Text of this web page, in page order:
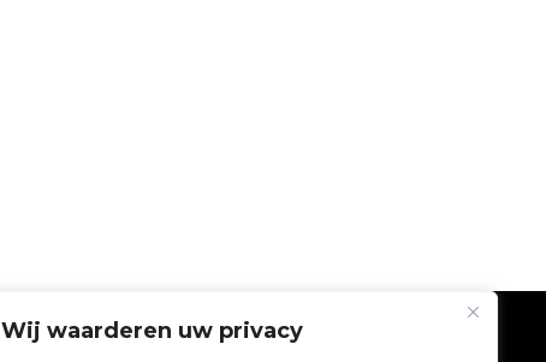
Wij waarderen uw privacy